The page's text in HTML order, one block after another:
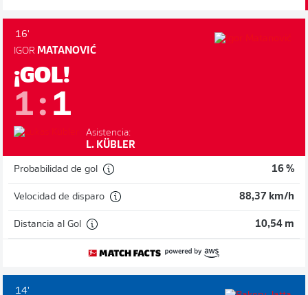
16'
IGOR MATANOVIĆ
¡GOL!
1: 1
Asistencia:
L. KÜBLER
Probabilidad de gol 16 %
Velocidad de disparo 88,37 km/h
Distancia al Gol 10,54 m
14'